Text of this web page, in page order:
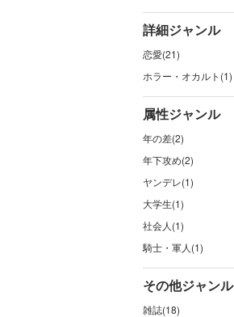
詳細ジャンル
恋愛(21)
ホラー・オカルト(1)
属性ジャンル
年の差(2)
年下攻め(2)
ヤンデレ(1)
大学生(1)
社会人(1)
騎士・軍人(1)
その他ジャンル
雑誌(18)